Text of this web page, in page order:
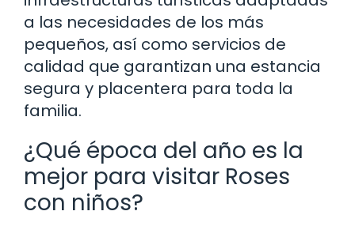
a las necesidades de los más
pequeños, así como servicios de
calidad que garantizan una estancia
segura y placentera para toda la
familia.
¿Qué época del año es la
mejor para visitar Roses
con niños?